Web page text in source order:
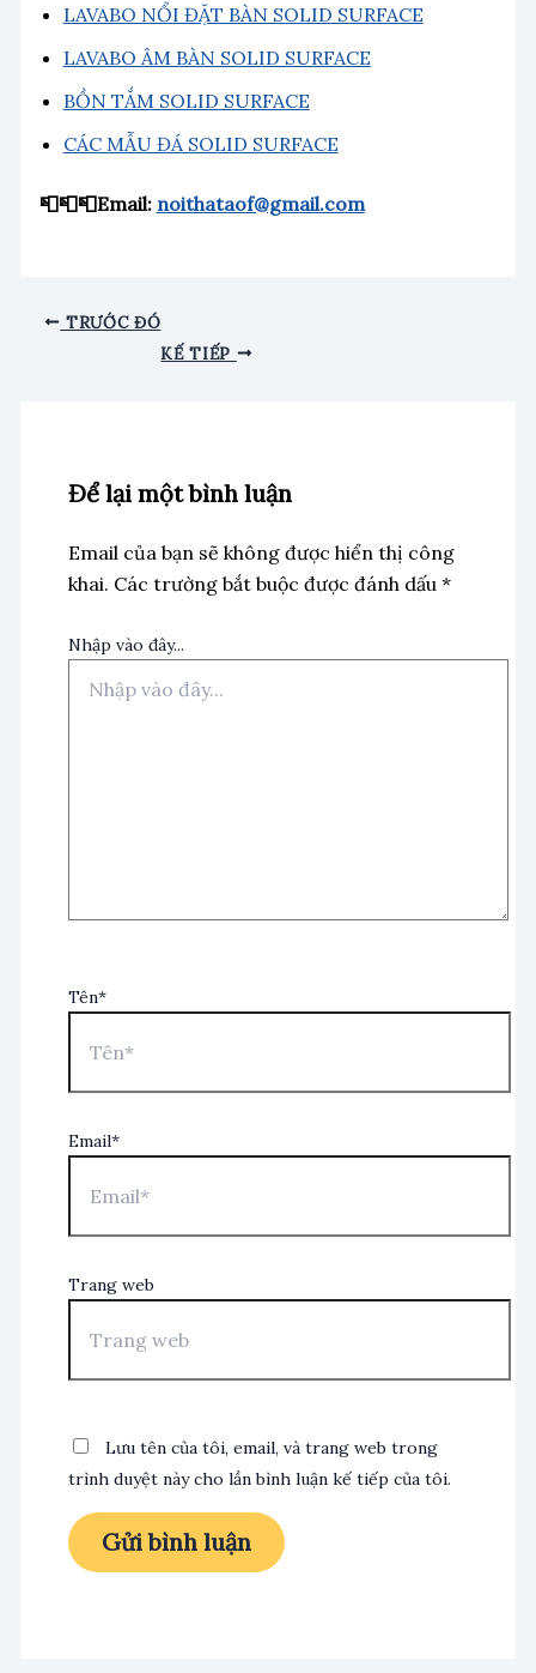
LAVABO NỔI ĐẶT BÀN SOLID SURFACE
LAVABO ÂM BÀN SOLID SURFACE
BỒN TẮM SOLID SURFACE
CÁC MẪU ĐÁ SOLID SURFACE
📮📮📮Email: noithataof@gmail.com
TRƯỚC ĐÓ
KẾ TIẾP
Để lại một bình luận
Email của bạn sẽ không được hiển thị công
khai. Các trường bắt buộc được đánh dấu *
Nhập vào đây...
Tên*
Email*
Trang web
Lưu tên của tôi, email, và trang web trong
trình duyệt này cho lần bình luận kế tiếp của tôi.